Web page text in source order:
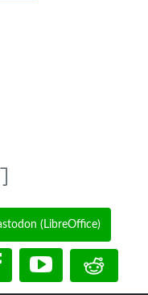
(LibreOffice)